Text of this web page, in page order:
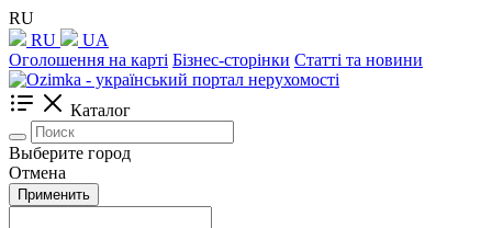
RU
RU
UA
Оголошення на карті Бізнес-сторінки Статті та новини
Каталог
Выберите город
Отмена
Применить